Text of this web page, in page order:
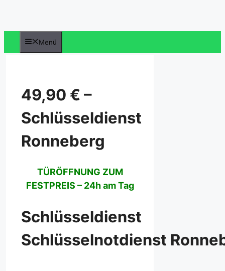
springen
Menü
49,90 € –
Schlüsseldienst
Ronneberg
TÜRÖFFNUNG ZUM
FESTPREIS – 24h am Tag
Schlüsseldienst
Schlüsselnotdienst